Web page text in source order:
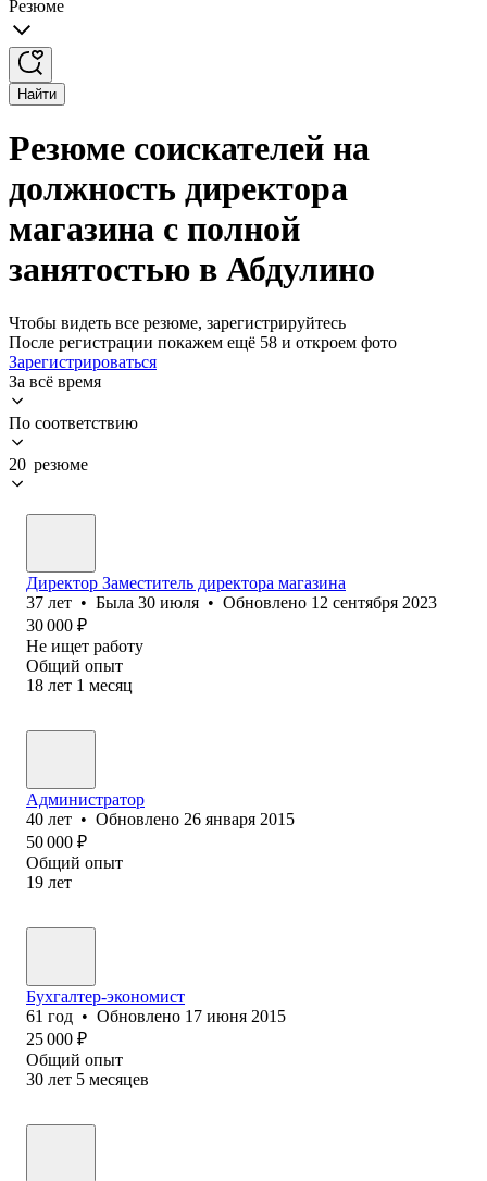
Резюме
Найти
Резюме соискателей на
должность директора
магазина с полной
занятостью в Абдулино
Чтобы видеть все резюме, зарегистрируйтесь
После регистрации покажем ещё 58 и откроем фото
Зарегистрироваться
За всё время
По соответствию
20 резюме
Директор Заместитель директора магазина
37 лет • Была 30 июля • Обновлено 12 сентября 2023
30 000 ₽
Не ищет работу
Общий опыт
18 лет 1 месяц
Администратор
40 лет • Обновлено 26 января 2015
50 000 ₽
Общий опыт
19 лет
Бухгалтер-экономист
61 год • Обновлено 17 июня 2015
25 000 ₽
Общий опыт
30 лет 5 месяцев